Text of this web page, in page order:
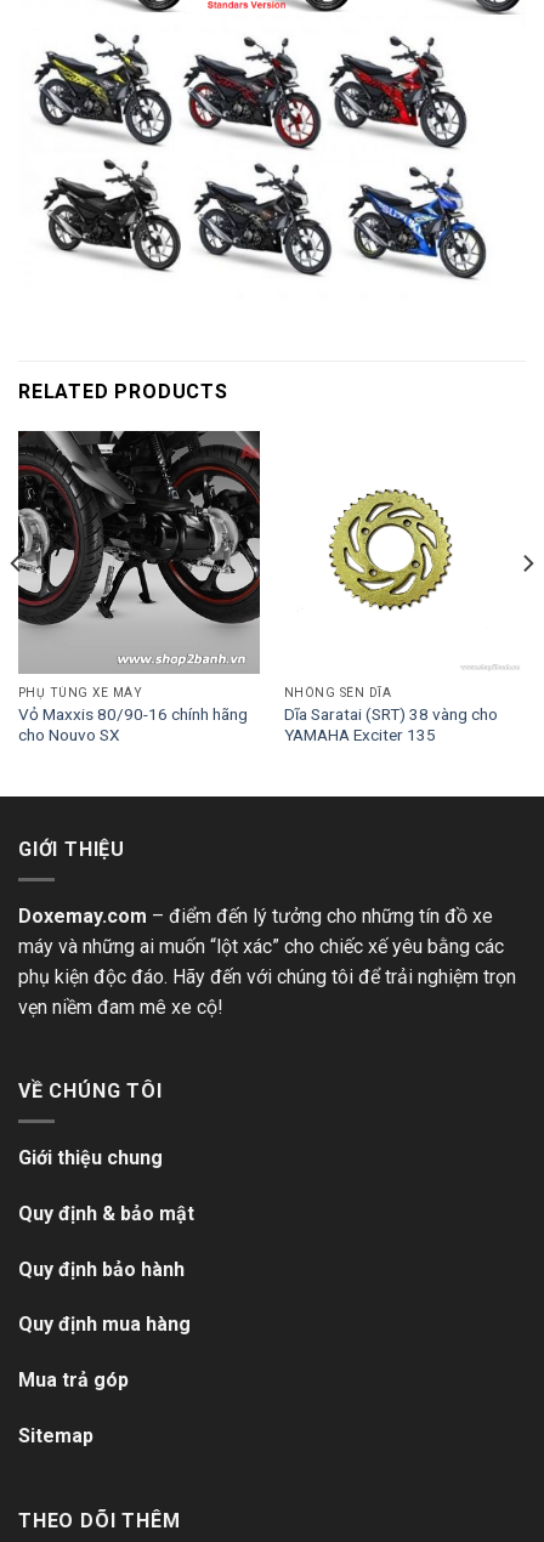
RELATED PRODUCTS
PHỤ TÙNG XE MÁY
Vỏ Maxxis 80/90-16 chính hãng
cho Nouvo SX
NHÔNG SÊN DĨA
Dĩa Saratai (SRT) 38 vàng cho
YAMAHA Exciter 135
GIỚI THIỆU
Doxemay.com – điểm đến lý tưởng cho những tín đồ xe
máy và những ai muốn “lột xác” cho chiếc xế yêu bằng các
phụ kiện độc đáo. Hãy đến với chúng tôi để trải nghiệm trọn
vẹn niềm đam mê xe cộ!
VỀ CHÚNG TÔI
Giới thiệu chung
Quy định & bảo mật
Quy định bảo hành
Quy định mua hàng
Mua trả góp
Sitemap
THEO DÕI THÊM